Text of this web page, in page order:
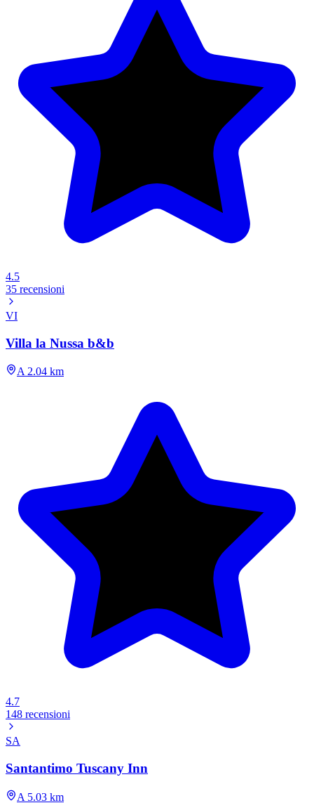
4.5
35 recensioni
VI
Villa la Nussa b&b
A 2.04 km
4.7
148 recensioni
SA
Santantimo Tuscany Inn
A 5.03 km